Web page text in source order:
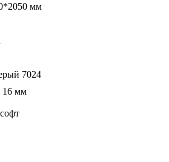
мм
7024
16 мм